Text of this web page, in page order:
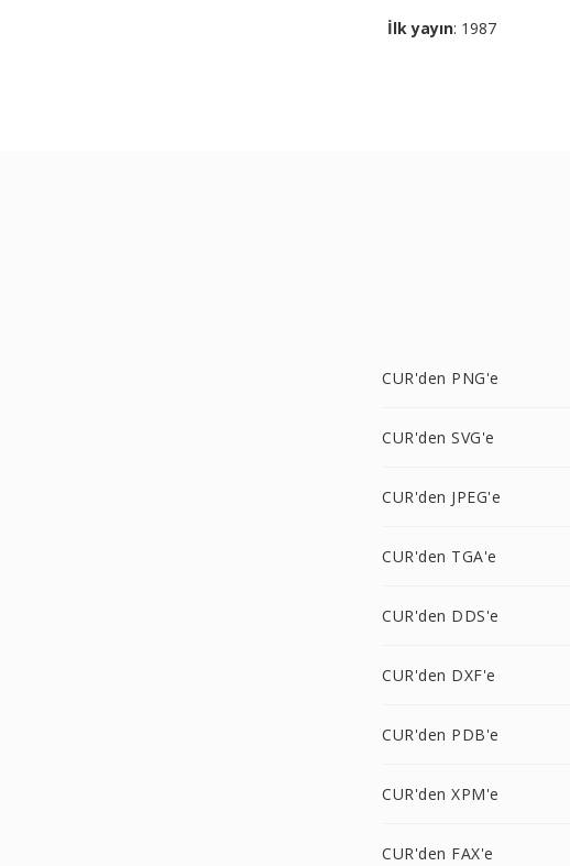
İlk yayın: 1987
CUR'den PNG'e
CUR'den SVG'e
CUR'den JPEG'e
CUR'den TGA'e
CUR'den DDS'e
CUR'den DXF'e
CUR'den PDB'e
CUR'den XPM'e
CUR'den FAX'e